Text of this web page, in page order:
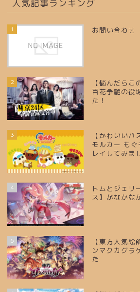
人気記事ランキング
1 お問い合わせ
2
【悩んだら
百花争艶の役
た！
3
【かわいいパ
モルカー も
レイしてみま
4
トムとジェリ
ス】がなかな
5
【東方人気
ンマクカグラ
た